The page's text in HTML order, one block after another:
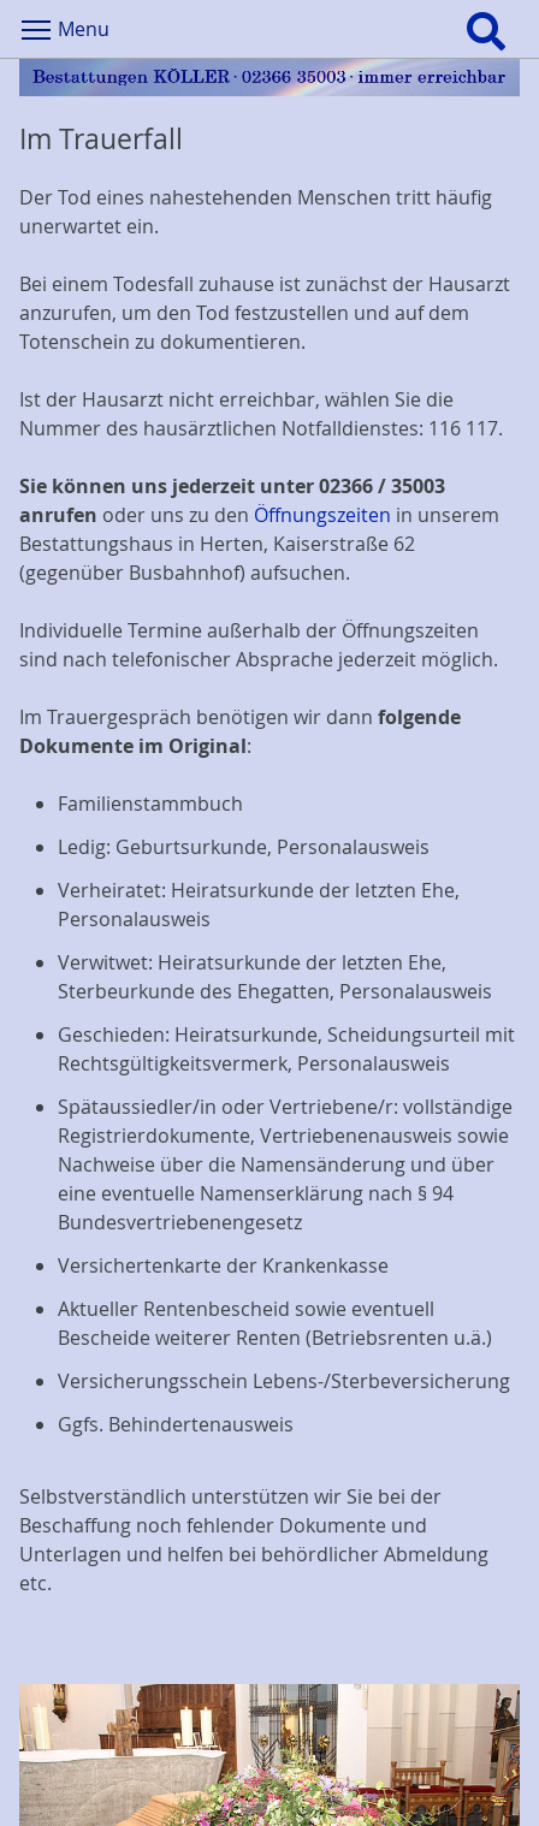
Menu
Im Trauerfall
Der Tod eines nahestehenden Menschen tritt häufig
unerwartet ein.
Bei einem Todesfall zuhause ist zunächst der Hausarzt
anzurufen, um den Tod festzustellen und auf dem
Totenschein zu dokumentieren.
Ist der Hausarzt nicht erreichbar, wählen Sie die
Nummer des hausärztlichen Notfalldienstes: 116 117.
Sie können uns jederzeit unter 02366 / 35003
anrufen oder uns zu den Öffnungszeiten in unserem
Bestattungshaus in Herten, Kaiserstraße 62
(gegenüber Busbahnhof) aufsuchen.
Individuelle Termine außerhalb der Öffnungszeiten
sind nach telefonischer Absprache jederzeit möglich.
Im Trauergespräch benötigen wir dann folgende
Dokumente im Original:
Familienstammbuch
Ledig: Geburtsurkunde, Personalausweis
Verheiratet: Heiratsurkunde der letzten Ehe,
Personalausweis
Verwitwet: Heiratsurkunde der letzten Ehe,
Sterbeurkunde des Ehegatten, Personalausweis
Geschieden: Heiratsurkunde, Scheidungsurteil mit
Rechtsgültigkeitsvermerk, Personalausweis
Spätaussiedler/in oder Vertriebene/r: vollständige
Registrierdokumente, Vertriebenenausweis sowie
Nachweise über die Namensänderung und über
eine eventuelle Namenserklärung nach § 94
Bundesvertriebenengesetz
Versichertenkarte der Krankenkasse
Aktueller Rentenbescheid sowie eventuell
Bescheide weiterer Renten (Betriebsrenten u.ä.)
Versicherungsschein Lebens-/Sterbeversicherung
Ggfs. Behindertenausweis
Selbstverständlich unterstützen wir Sie bei der
Beschaffung noch fehlender Dokumente und
Unterlagen und helfen bei behördlicher Abmeldung
etc.